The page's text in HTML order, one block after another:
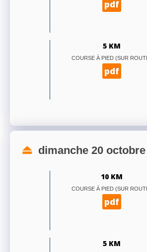
pdf
5 KM
COURSE À PIED (SUR
pdf
dimanche 20 octobre
10 KM
COURSE À PIED (SUR
pdf
5 KM